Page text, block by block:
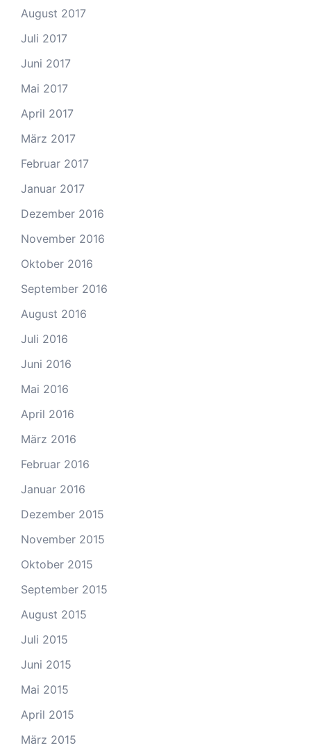
August 2017
Juli 2017
Juni 2017
Mai 2017
April 2017
März 2017
Februar 2017
Januar 2017
Dezember 2016
November 2016
Oktober 2016
September 2016
August 2016
Juli 2016
Juni 2016
Mai 2016
April 2016
März 2016
Februar 2016
Januar 2016
Dezember 2015
November 2015
Oktober 2015
September 2015
August 2015
Juli 2015
Juni 2015
Mai 2015
April 2015
März 2015